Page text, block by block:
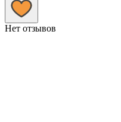
Нет отзывов